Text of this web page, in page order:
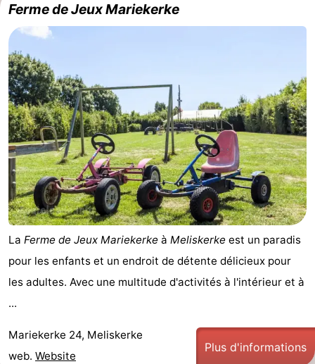
Ferme de Jeux Mariekerke
La Ferme de Jeux Mariekerke à Meliskerke est un paradis
pour les enfants et un endroit de détente délicieux pour
les adultes. Avec une multitude d'activités à l'intérieur et à
...
Mariekerke 24, Meliskerke
web. Website
Plus d'informations